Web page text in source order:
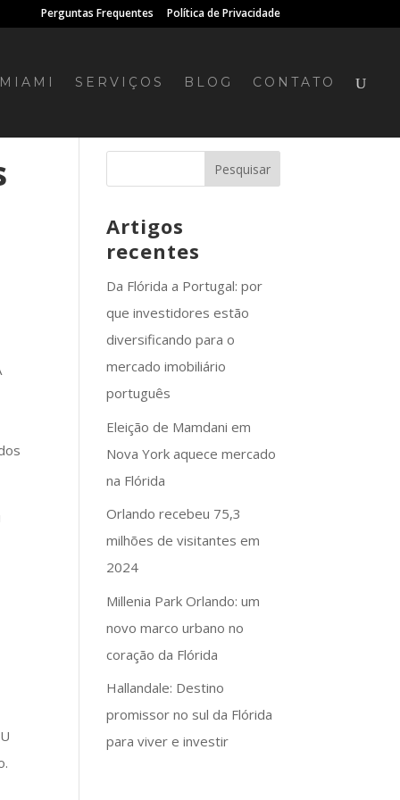
Perguntas Frequentes Política de Privacidade
MIAMI SERVIÇOS BLOG CONTATO
Artigos
recentes
Da Flórida a Portugal: por
que investidores estão
diversificando para o
mercado imobiliário
português
Eleição de Mamdani em
Nova York aquece mercado
na Flórida
Orlando recebeu 75,3
milhões de visitantes em
2024
Millenia Park Orlando: um
novo marco urbano no
coração da Flórida
Hallandale: Destino
promissor no sul da Flórida
para viver e investir